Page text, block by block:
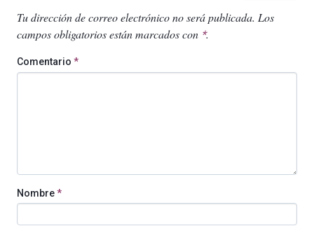
Tu dirección de correo electrónico no será publicada. Los
campos obligatorios están marcados con *.
Comentario *
Nombre*